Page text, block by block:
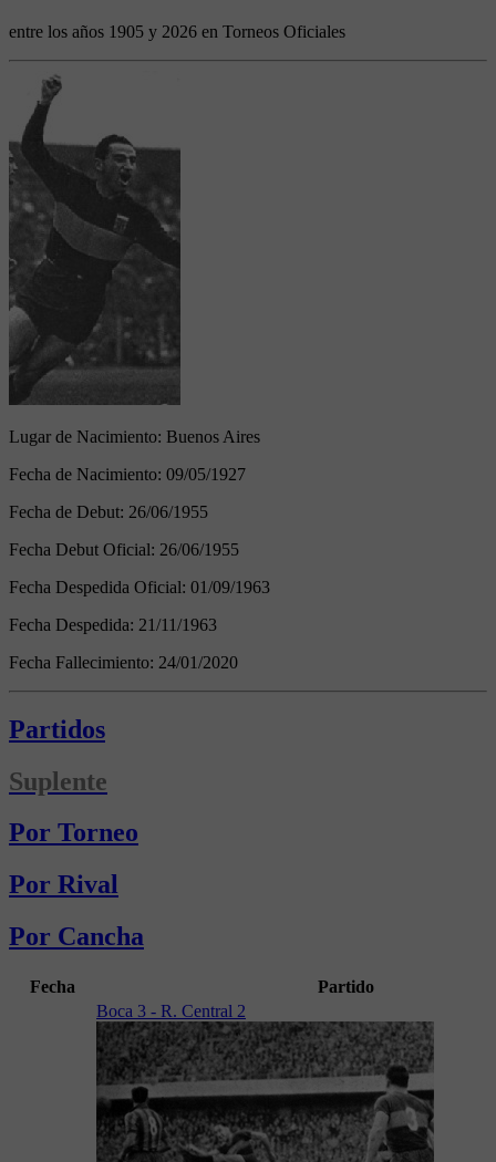
entre los años 1905 y 2026 en Torneos Oficiales
Lugar de Nacimiento: Buenos Aires
Fecha de Nacimiento: 09/05/1927
Fecha de Debut: 26/06/1955
Fecha Debut Oficial: 26/06/1955
Fecha Despedida Oficial: 01/09/1963
Fecha Despedida: 21/11/1963
Fecha Fallecimiento: 24/01/2020
Partidos
Suplente
Por Torneo
Por Rival
Por Cancha
Fecha Partido
Boca 3 - R. Central 2